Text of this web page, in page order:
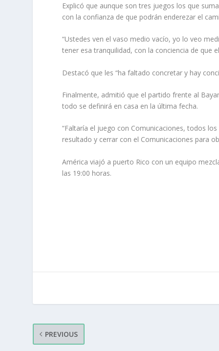
Explicó que aunque son tres juegos los que
con la confianza de que podrán enderezar el
“Ustedes ven el vaso medio vacío, yo lo veo
tener esa tranquilidad, con la conciencia de
Destacó que les “ha faltado concretar y hay
Finalmente, admitió que el partido frente al
todo se definirá en casa en la última fecha.
“Faltaría el juego con Comunicaciones, todos
resultado y cerrar con el Comunicaciones para
América viajó a puerto Rico con un equipo
las 19:00 horas.
PREVIOUS